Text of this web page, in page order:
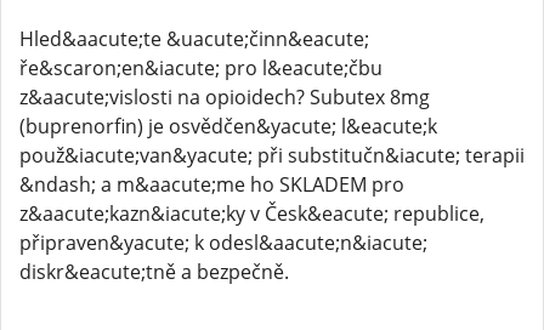
Hled&aacute;te &uacute;činn&eacute;
ře&scaron;en&iacute; pro l&eacute;čbu
z&aacute;vislosti na opioidech? Subutex 8mg
(buprenorfin) je osvědčen&yacute; l&eacute;k
použ&iacute;van&yacute; při substitučn&iacute; terapii
&ndash; a m&aacute;me ho SKLADEM pro
z&aacute;kazn&iacute;ky v Česk&eacute; republice,
připraven&yacute; k odesl&aacute;n&iacute;
diskr&eacute;tně a bezpečně.